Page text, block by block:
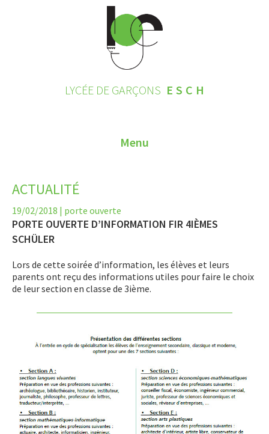
LYCÉE DE GARÇONS ESCH
Menu
CONTACT
INSCRIPTIONS 2026
LET’S GO SCIENCE
SERVICES
APPRENTISSAGE
ACTUALITÉ
19/02/2018 | porte ouverte
PORTE OUVERTE D’INFORMATION FIR 4IÈMES
SCHÜLER
Lors de cette soirée d’information, les élèves et leurs
parents ont reçu des informations utiles pour faire le choix
de leur section en classe de 3ième.